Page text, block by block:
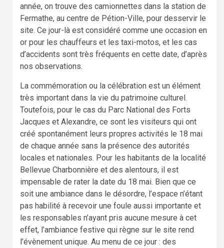
année, on trouve des camionnettes dans la station de
Fermathe, au centre de Pétion-Ville, pour desservir le
site. Ce jour-là est considéré comme une occasion en
or pour les chauffeurs et les taxi-motos, et les cas
d’accidents sont très fréquents en cette date, d’après
nos observations.
La commémoration ou la célébration est un élément
très important dans la vie du patrimoine culturel.
Toutefois, pour le cas du Parc National des Forts
Jacques et Alexandre, ce sont les visiteurs qui ont
créé spontanément leurs propres activités le 18 mai
de chaque année sans la présence des autorités
locales et nationales. Pour les habitants de la localité
Bellevue Charbonnière et des alentours, il est
impensable de rater la date du 18 mai. Bien que ce
soit une ambiance dans le désordre, l’espace n’étant
pas habilité à recevoir une foule aussi importante et
les responsables n’ayant pris aucune mesure à cet
effet, l’ambiance festive qui règne sur le site rend
l’évènement unique. Au menu de ce jour : des